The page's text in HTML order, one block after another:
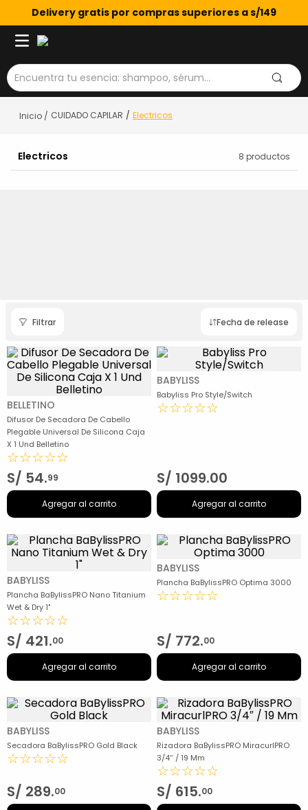
Delivery gratis por compras superiores a s/149
Encuentra tu esencia: shampoo, sérum...
CUIDADO CAPILAR Electricos
Electricos 8 productos
Filtrar Fecha de release
BELLETINO
Difusor De Secadora De Cabello
Plegable Universal De Silicona Caja
X 1 Und Belletino
☆☆☆☆☆
S/ 54.99
Agregar al carrito
BABYLISS
Babyliss Pro Style/Switch
☆☆☆☆☆
S/ 1099.00
Agregar al carrito
BABYLISS
Plancha BaBylissPRO Nano Titanium
Wet & Dry 1"
☆☆☆☆☆
S/ 421.00
Agregar al carrito
BABYLISS
Plancha BaBylissPRO Optima 3000
☆☆☆☆☆
S/ 772.00
Agregar al carrito
BABYLISS
Secadora BaBylissPRO Gold Black
☆☆☆☆☆
S/ 289.00
BABYLISS
Rizadora BaBylissPRO MiracurlPRO
3/4″ / 19 Mm
☆☆☆☆☆
S/ 615.00